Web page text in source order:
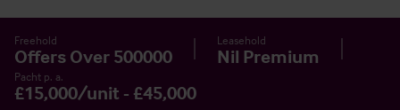
Freehold
Offers Over 500000
Leasehold
Nil Premium
Pacht p. a.
£15,000/unit - £45,000